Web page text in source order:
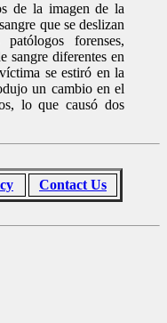
de la imagen de la
que se deslizan
forenses,
sangre diferentes en
se estiró en la
un cambio en el
lo que causó dos
Contact Us